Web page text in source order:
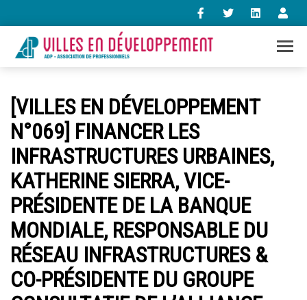
contact@villes-developpement.org
Accueil
L’association
Qui sommes-nous ?
Présentation vidéo
Le bureau
Statuts de l’association
Vie de l’association
Calendrier des activités
Assemblées générales
[VILLES EN DÉVELOPPEMENT
N°069] FINANCER LES
INFRASTRUCTURES URBAINES,
KATHERINE SIERRA, VICE-
PRÉSIDENTE DE LA BANQUE
MONDIALE, RESPONSABLE DU
RÉSEAU INFRASTRUCTURES &
CO-PRÉSIDENTE DU GROUPE